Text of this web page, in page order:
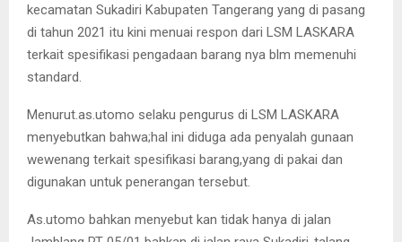
kecamatan Sukadiri Kabupaten Tangerang yang di pasang
di tahun 2021 itu kini menuai respon dari LSM LASKARA
terkait spesifikasi pengadaan barang nya blm memenuhi
standard.
Menurut.as.utomo selaku pengurus di LSM LASKARA
menyebutkan bahwa;hal ini diduga ada penyalah gunaan
wewenang terkait spesifikasi barang,yang di pakai dan
digunakan untuk penerangan tersebut.
As.utomo bahkan menyebut kan tidak hanya di jalan